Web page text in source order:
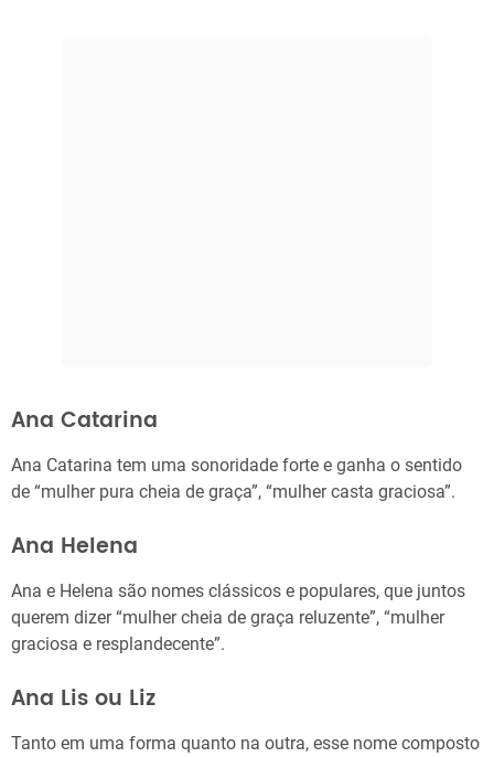
Ana Catarina
Ana Catarina tem uma sonoridade forte e ganha o sentido
de “mulher pura cheia de graça”, “mulher casta graciosa”.
Ana Helena
Ana e Helena são nomes clássicos e populares, que juntos
querem dizer “mulher cheia de graça reluzente”, “mulher
graciosa e resplandecente”.
Ana Lis ou Liz
Tanto em uma forma quanto na outra, esse nome composto